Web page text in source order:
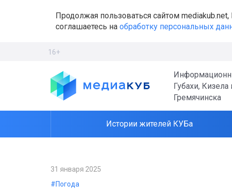
Продолжая пользоваться сайтом
соглашаетесь на обработку персональных
16+
Губахи, Кизела
Гремячинска
Истории жителей КУБа
31 января 2025
#Погода